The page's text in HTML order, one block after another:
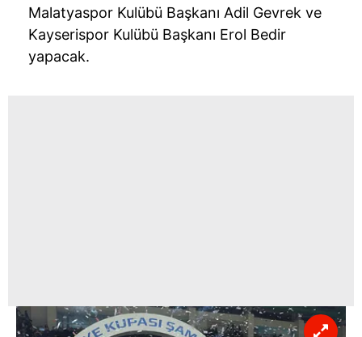
Malatyaspor Kulübü Başkanı Adil Gevrek ve
Kayserispor Kulübü Başkanı Erol Bedir
yapacak.